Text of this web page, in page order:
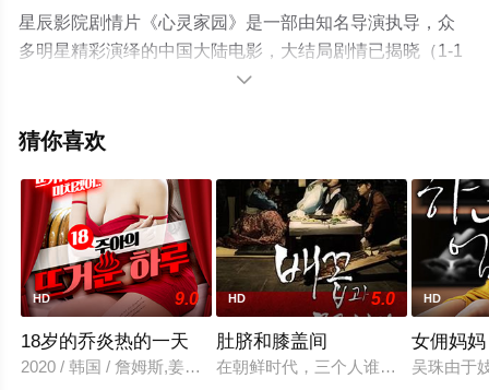
星辰影院剧情片《心灵家园》是一部由知名导演执导，众
多明星精彩演绎的中国大陆电影，大结局剧情已揭晓（1-1
全集），手机免费观看高清无删减完整版电影大全就来星
网等平台了解。

猜你喜欢
HD 9.0
18岁的乔炎热的一天
2020 / 韩国 / 詹姆斯,姜大浩
HD 5.0
肚脐和膝盖间
在朝鲜时代，三个人谁也不相信爱情
HD
女佣妈妈
吴珠由于